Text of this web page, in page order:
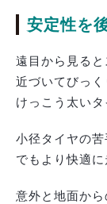
安定性を
遠目から見ると
近づいてびっく
けっこう太いタ
小径タイヤの
でもより快適に
意外と地面から